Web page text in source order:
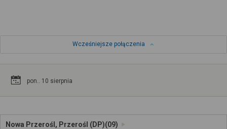
Wcześniejsze połączenia
pon.. 10 sierpnia
Nowa Przerośl, Przerośl (DP)(09)